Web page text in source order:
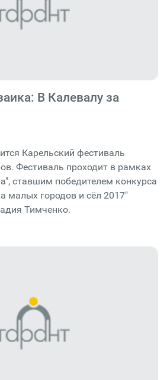
В Калевалу за
Карельский фестиваль
Фестиваль проходит в рамках
ставшим победителем конкурса
малых городов и сёл 2017"
Тимченко.